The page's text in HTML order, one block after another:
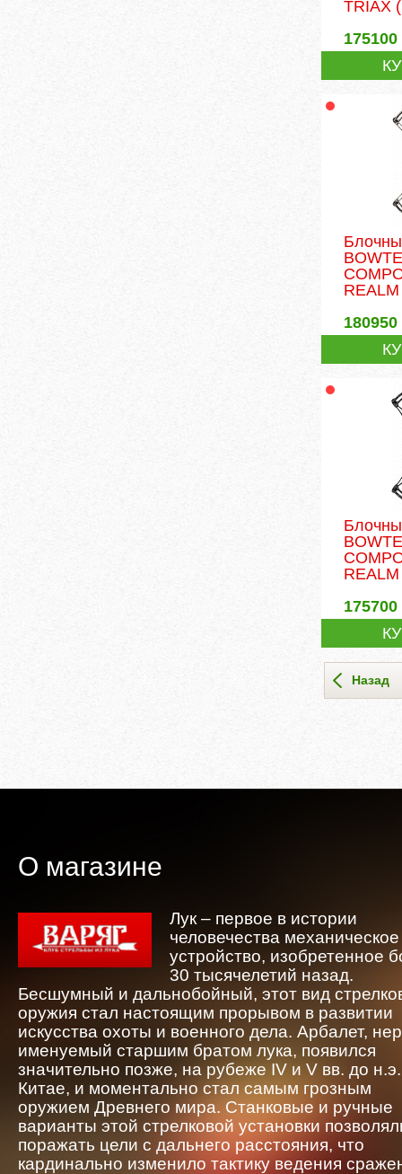
TRIAX
175100
180950
REALM
175700
Назад
О магазине
Лук – первое в истории
человечества механическое
устройство, изобретенное
30 тысячелетий назад.
Бесшумный и дальнобойный, этот вид
оружия стал настоящим прорывом в развитии
искусства охоты и военного дела. Арбалет,
именуемый старшим братом лука, появился
значительно позже, на рубеже IV и V вв. до
Китае, и моментально стал самым грозным
оружием Древнего мира. Станковые и ручные
варианты этой стрелковой установки
поражать цели с дальнего расстояния, что
кардинально изменило тактику ведения